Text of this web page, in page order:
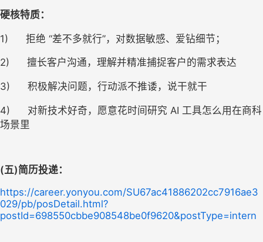
硬核特质：
1)      拒绝 “差不多就行”，对数据敏感、爱钻细节；
2)      擅长客户沟通，理解并精准捕捉客户的需求表达
3)      积极解决问题，行动派不推诿，说干就干
4)      对新技术好奇，愿意花时间研究 AI 工具怎么用在商科
场景里
(五)简历投递：
https://career.yonyou.com/SU67ac41886202cc7916ae3
029/pb/posDetail.html?
postId=698550cbbe908548be0f9620&postType=intern